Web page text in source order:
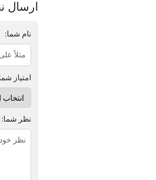
ارسال
نام شما:
امتیاز
نظر شما: